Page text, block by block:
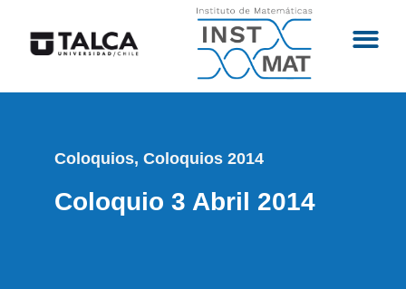
Coloquios, Coloquios 2014
Coloquio 3 Abril 2014